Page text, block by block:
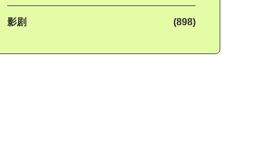
影剧 (898)